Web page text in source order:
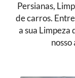
Persianas,
de carros.
a sua Limpeza